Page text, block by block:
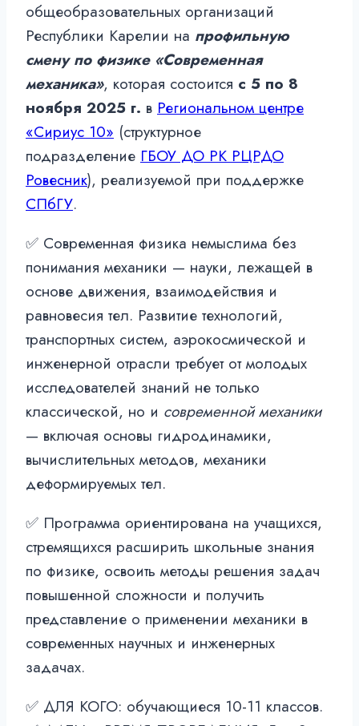
общеобразовательных организаций
Республики Карелии на профильную
смену по физике «Современная
механика», которая состоится с 5 по 8
ноября 2025 г. в Региональном центре
«Сириус 10» (структурное
подразделение ГБОУ ДО РК РЦРДО
Ровесник), реализуемой при поддержке
СПбГУ.
✅ Современная физика немыслима без
понимания механики — науки, лежащей в
основе движения, взаимодействия и
равновесия тел. Развитие технологий,
транспортных систем, аэрокосмической и
инженерной отрасли требует от молодых
исследователей знаний не только
классической, но и современной механики
— включая основы гидродинамики,
вычислительных методов, механики
деформируемых тел.
✅ Программа ориентирована на учащихся,
стремящихся расширить школьные знания
по физике, освоить методы решения задач
повышенной сложности и получить
представление о применении механики в
современных научных и инженерных
задачах.
✅ ДЛЯ КОГО: обучающиеся 10-11 классов.